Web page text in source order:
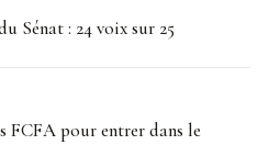
Sénat : 24 voix sur 25
FCFA pour entrer dans le